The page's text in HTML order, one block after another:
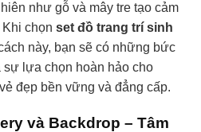
như gỗ và mây tre tạo cảm
chọn set đồ trang trí sinh
này, bạn sẽ có những bức
lựa chọn hoàn hảo cho
đẹp bền vững và đẳng cấp.
và Backdrop – Tâm